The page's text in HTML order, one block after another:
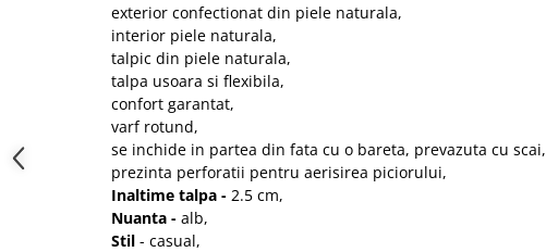
exterior confectionat din piele naturala,
interior piele naturala,
talpic din piele naturala,
talpa usoara si flexibila,
confort garantat,
varf rotund,
se inchide in partea din fata cu o bareta, prevazuta cu scai,
prezinta perforatii pentru aerisirea piciorului,
Inaltime talpa - 2.5 cm,
Nuanta - alb,
Stil - casual,